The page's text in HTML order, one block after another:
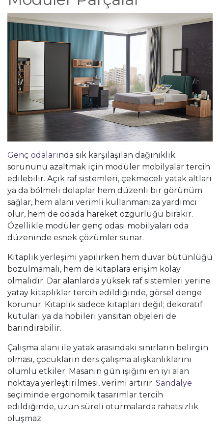
Genç odalarında sık karşılaşılan dağınıklık
sorununu azaltmak için modüler mobilyalar tercih
edilebilir. Açık raf sistemleri, çekmeceli yatak altları
ya da bölmeli dolaplar hem düzenli bir görünüm
sağlar, hem alanı verimli kullanmanıza yardımcı
olur, hem de odada hareket özgürlüğü bırakır.
Özellikle modüler genç odası mobilyaları oda
düzeninde esnek çözümler sunar.
Kitaplık yerleşimi yapılırken hem duvar bütünlüğü
bozulmamalı, hem de kitaplara erişim kolay
olmalıdır. Dar alanlarda yüksek raf sistemleri yerine
yatay kitaplıklar tercih edildiğinde, görsel denge
korunur. Kitaplık sadece kitapları değil; dekoratif
kutuları ya da hobileri yansıtan objeleri de
barındırabilir.
Çalışma alanı ile yatak arasındaki sınırların belirgin
olması, çocukların ders çalışma alışkanlıklarını
olumlu etkiler. Masanın gün ışığını en iyi alan
noktaya yerleştirilmesi, verimi artırır. Sandalye
seçiminde ergonomik tasarımlar tercih
edildiğinde, uzun süreli oturmalarda rahatsızlık
oluşmaz.